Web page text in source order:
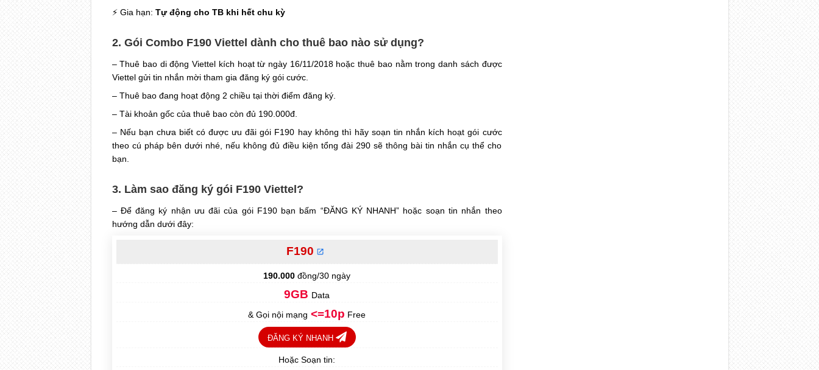
⚡ Gia hạn: Tự động cho TB khi hết chu kỳ
2. Gói Combo F190 Viettel dành cho thuê bao nào sử dụng?
– Thuê bao di động Viettel kích hoạt từ ngày 16/11/2018 hoặc thuê bao nằm trong danh sách được
Viettel gửi tin nhắn mời tham gia đăng ký gói cước.
– Thuê bao đang hoạt động 2 chiều tại thời điểm đăng ký.
– Tài khoản gốc của thuê bao còn đủ 190.000đ.
– Nếu bạn chưa biết có được ưu đãi gói F190 hay không thì hãy soạn tin nhắn kích hoạt gói cước
theo cú pháp bên dưới nhé, nếu không đủ điều kiện tổng đài 290 sẽ thông bài tin nhắn cụ thể cho
bạn.
3. Làm sao đăng ký gói F190 Viettel?
– Để đăng ký nhận ưu đãi của gói F190 bạn bấm “ĐĂNG KÝ NHANH” hoặc soạn tin nhắn theo
hướng dẫn dưới đây:
F190
190.000 đồng/30 ngày
9GB Data
& Gọi nội mạng <=10p Free
ĐĂNG KÝ NHANH
Hoặc Soạn tin: